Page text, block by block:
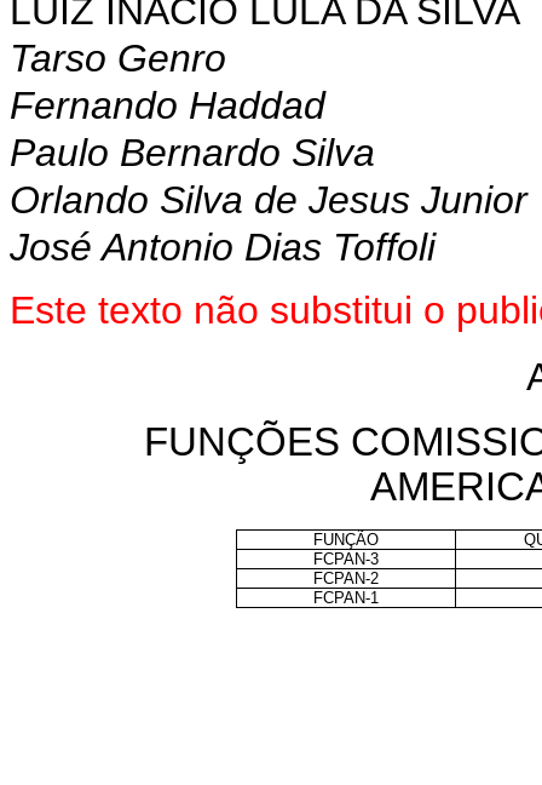
LUIZ INÁCIO LULA DA SILVA
Tarso Genro
Fernando Haddad
Paulo Bernardo Silva
Orlando Silva de Jesus Junior
José Antonio Dias Toffoli
Este texto não substitui o
FUNÇÕES
FUNÇÃO
FCPAN-3
FCPAN-2
FCPAN-1